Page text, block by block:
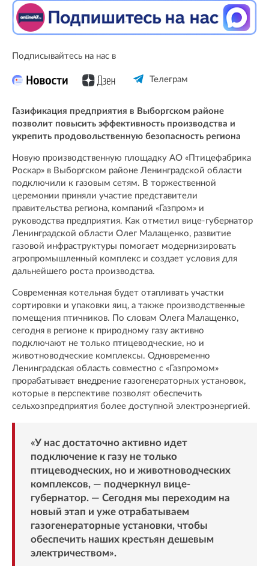
Подписывайтесь на нас в
Телеграм
Газификация предприятия в Выборгском районе
позволит повысить эффективность производства и
укрепить продовольственную безопасность региона
Новую производственную площадку АО «Птицефабрика
Роскар» в Выборгском районе Ленинградской области
подключили к газовым сетям. В торжественной
церемонии приняли участие представители
правительства региона, компаний «Газпром» и
руководства предприятия. Как отметил вице-губернатор
Ленинградской области Олег Малащенко, развитие
газовой инфраструктуры помогает модернизировать
агропромышленный комплекс и создает условия для
дальнейшего роста производства.
Современная котельная будет отапливать участки
сортировки и упаковки яиц, а также производственные
помещения птичников. По словам Олега Малащенко,
сегодня в регионе к природному газу активно
подключают не только птицеводческие, но и
животноводческие комплексы. Одновременно
Ленинградская область совместно с «Газпромом»
прорабатывает внедрение газогенераторных установок,
которые в перспективе позволят обеспечить
сельхозпредприятия более доступной электроэнергией.
«У нас достаточно активно идет
подключение к газу не только
птицеводческих, но и животноводческих
комплексов, — подчеркнул вице-
губернатор. — Сегодня мы переходим на
новый этап и уже отрабатываем
газогенераторные установки, чтобы
обеспечить наших крестьян дешевым
электричеством».